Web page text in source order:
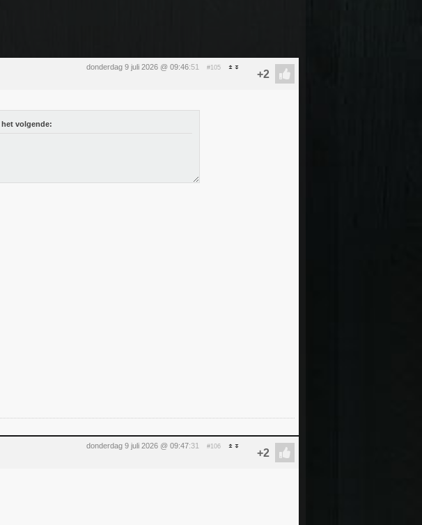
donderdag 9 juli 2026 @ 09:46:51 #105
het volgende:
donderdag 9 juli 2026 @ 09:47:31 #106